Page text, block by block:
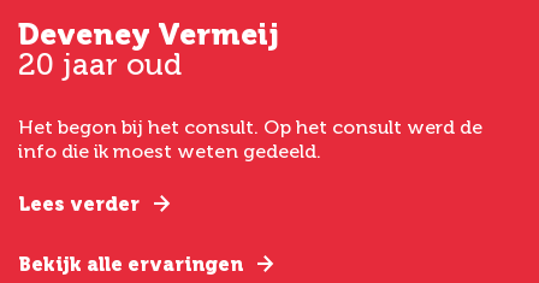
Deveney Vermeij
20 jaar oud
Het begon bij het consult. Op het consult werd de
info die ik moest weten gedeeld.
Lees verder
Bekijk alle ervaringen